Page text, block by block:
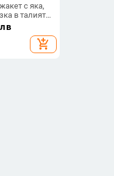
с яка,
в талията,
материя,
add_shopping_cart